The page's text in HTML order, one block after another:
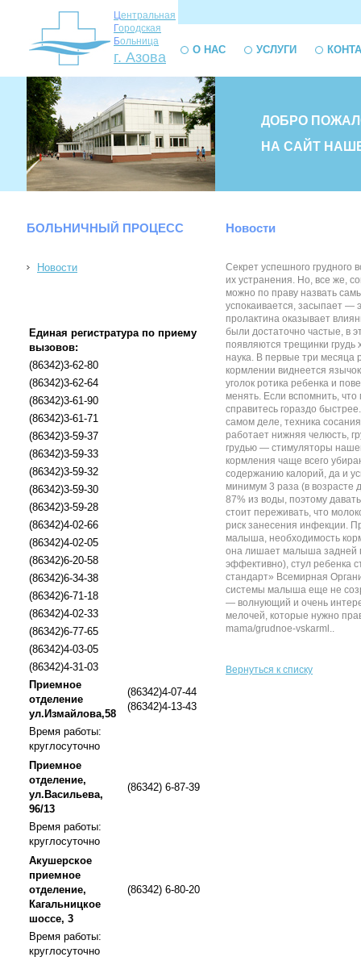
Центральная
Городская
Больница
г. Азова О НАС УСЛУГИ
ДОБРО
НА САЙТ
БОЛЬНИЧНЫЙ ПРОЦЕСС
Новости
Единая регистратура по приему
вызовов:
(86342)3-62-80
(86342)3-62-64
(86342)3-61-90
(86342)3-61-71
(86342)3-59-37
(86342)3-59-33
(86342)3-59-32
(86342)3-59-30
(86342)3-59-28
(86342)4-02-66
(86342)4-02-05
(86342)6-20-58
(86342)6-34-38
(86342)6-71-18
(86342)4-02-33
(86342)6-77-65
(86342)4-03-05
(86342)4-31-03
Приемное
отделение
ул.Измайлова,58
(86342)4-07-44
(86342)4-13-43
Время работы:
круглосуточно
Приемное
отделение,
ул.Васильева,
96/13
(86342) 6-87-39
Время работы:
круглосуточно
Акушерское
приемное
отделение,
Кагальницкое
шоссе, 3
(86342) 6-80-20
Время работы:
круглосуточно
Новости
Секрет успешного
их устранения. Но, все же,
можно по праву назвать
успокаивается, засыпает —
пролактина оказывает
были достаточно частые, в
появляются трещинки
наука. В первые три месяца
кормлении виднеется
уголок ротика ребенка и
менять. Если вспомнить,
справитесь гораздо
самом деле, техника
работает нижняя челюсть,
грудью — стимуляторы
кормления чаще всего
содержанию калорий, да и
минимум 3 раза (в возрасте
87% из воды, поэтому
стоит переживать, что
риск занесения инфекции.
малыша, необходимость
она лишает малыша задней
эффективно), стул ребенка
стандарт» Всемирная
системы малыша еще не
— волнующий и очень
мелочей, которые нужно
mama/grudnoe-vskarml..
Вернуться к списку